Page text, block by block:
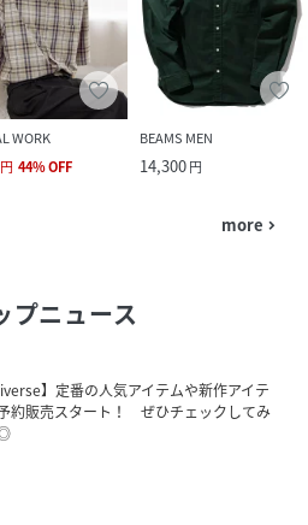
WORK
円 44%OFF
BEAMS MEN
14,300円
more navigate_next
プニュース
】定番の人気アイテムや新作アイテ
約販売スタート！ ぜひチェックしてみ